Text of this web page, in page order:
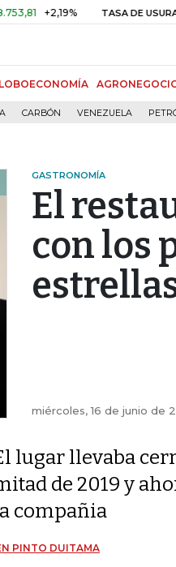
TASA DE USURA CRÉDITO
CARBÓN VENEZUELA
GASTRONOMÍA
El
con los
miércoles, 16 de junio de
lugar llevaba
de 2019 y
compañia
PINTO DUITAMA